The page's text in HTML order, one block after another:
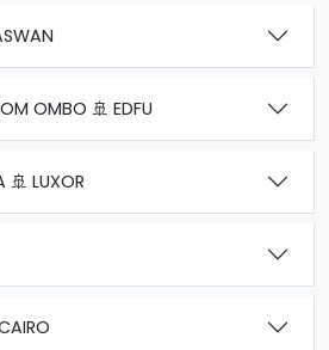
OMBO 🚢 EDFU
🚢 LUXOR